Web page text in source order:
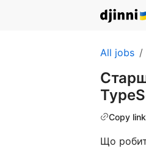
All jobs
Copy link
Що